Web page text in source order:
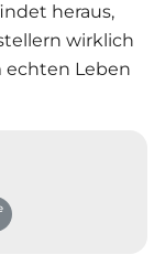
heraus,
wirklich
echten Leben